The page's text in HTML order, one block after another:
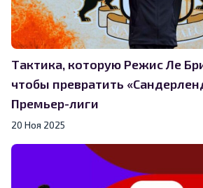
Тактика, которую Режис Ле
чтобы превратить
Премьер-лиги
20 Ноя 2025